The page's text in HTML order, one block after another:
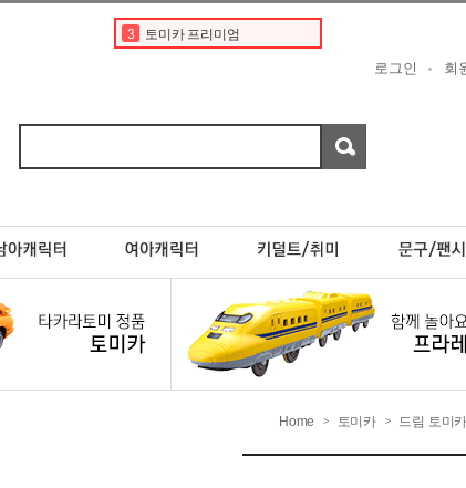
3 토미카 프리미엄
6 디즈니
9 프리미엄
10 페라리
2
로그인 회
Home > 토미카 > 드림 토미카